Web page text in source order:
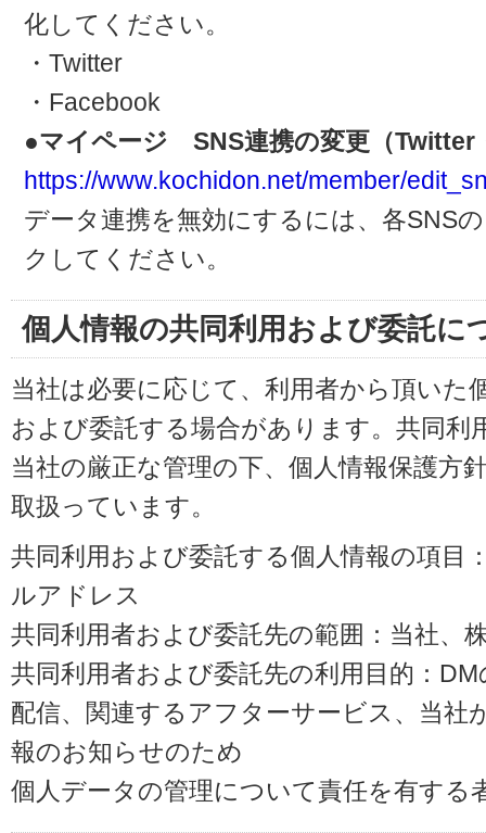
化してください。
・Twitter
・Facebook
●マイページ SNS連携の変更（Twitter
https://www.kochidon.net/member/
データ連携を無効にするには、各SNS
クしてください。
個人情報の共同利用および委託に
当社は必要に応じて、利用者から頂いた
および委託する場合があります。共同利
当社の厳正な管理の下、個人情報保護方
取扱っています。
共同利用および委託する個人情報の項目
ルアドレス
共同利用者および委託先の範囲：当社、
共同利用者および委託先の利用目的：
配信、関連するアフターサービス、当社
報のお知らせのため
個人データの管理について責任を有する